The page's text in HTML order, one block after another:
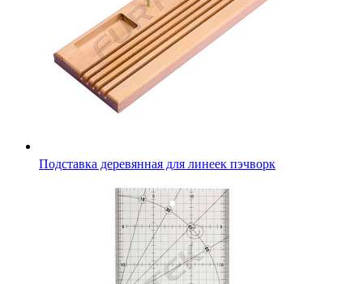
Подставка деревянная для линеек пэчворк